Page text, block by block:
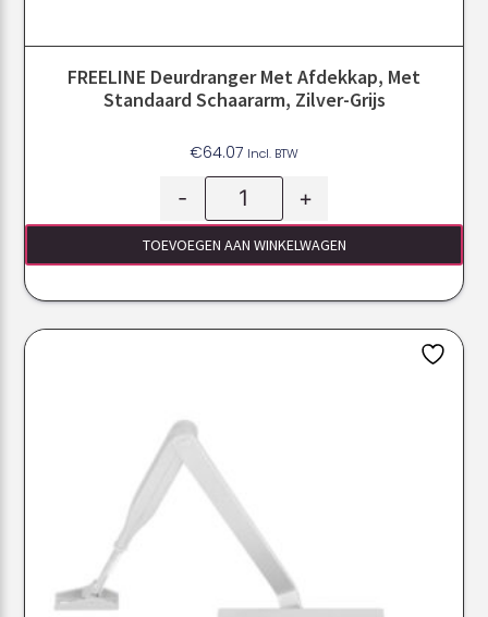
FREELINE Deurdranger Met Afdekkap, Met
Standaard Schaararm, Zilver-Grijs
€64.07 Incl. BTW
- +
TOEVOEGEN AAN WINKELWAGEN